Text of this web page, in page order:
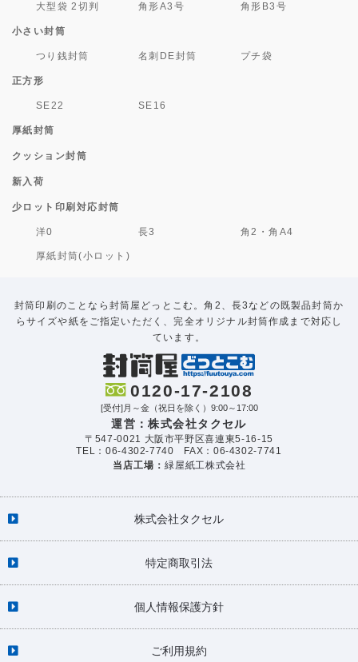
大型袋 2切判 角形A3号 角形B3号
小さい封筒
つり銭封筒 名刺DE封筒 プチ袋
正方形
SE22 SE16
厚紙封筒
クッション封筒
新入荷
少ロット印刷対応封筒
洋0 長3 角2・角A4
厚紙封筒(小ロット)
封筒印刷のことなら封筒屋どっとこむ。角2、長3などの既製品封筒か
らサイズや紙をご指定いただく、完全オリジナル封筒作成まで対応し
ています。
0120-17-2108
[受付]月～金（祝日を除く）9:00～17:00
運営：株式会社タクセル
〒547-0021 大阪市平野区喜連東5-16-15
TEL：06-4302-7740 FAX：06-4302-7741
当店工場：緑屋紙工株式会社
株式会社タクセル
特定商取引法
個人情報保護方針
ご利用規約